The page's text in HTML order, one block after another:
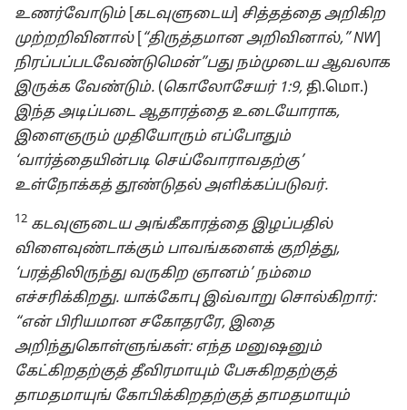
உணர்வோடும் [கடவுளுடைய] சித்தத்தை அறிகிற
முற்றறிவினால்[ “திருத்தமான அறிவினால்,” NW]
நிரப்பப்படவேண்டுமென்”பது நம்முடைய ஆவலாக
இருக்க வேண்டும். (கொலோசேயர் 1:9, தி.மொ.)
இந்த அடிப்படை ஆதாரத்தை உடையோராக,
இளைஞரும் முதியோரும் எப்போதும்
‘வார்த்தையின்படி செய்வோராவதற்கு’
உள்நோக்கத் தூண்டுதல் அளிக்கப்படுவர்.
12 கடவுளுடைய அங்கீகாரத்தை இழப்பதில்
விளைவுண்டாக்கும் பாவங்களைக் குறித்து,
‘பரத்திலிருந்து வருகிற ஞானம்’ நம்மை
எச்சரிக்கிறது. யாக்கோபு இவ்வாறு சொல்கிறார்:
“என் பிரியமான சகோதரரே, இதை
அறிந்துகொள்ளுங்கள்: எந்த மனுஷனும்
கேட்கிறதற்குத் தீவிரமாயும் பேசுகிறதற்குத்
தாமதமாயுங் கோபிக்கிறதற்குத் தாமதமாயும்